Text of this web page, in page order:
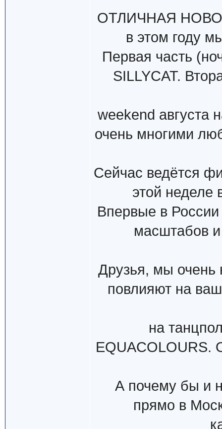
ОТЛИЧНАЯ
в этом году
Первая часть
SILLYCAT.
weekend августа
очень многими
Сейчас ведётся
этой неделе
Впервые в
масштабов
Друзья, мы очень
повлияют на
на
EQUACOLOURS.
А почему бы и
прямо в